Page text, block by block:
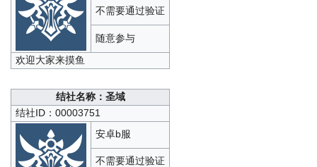
不需要通过验证
随意参与
欢迎大家来摸鱼
结社名称：圣域
结社ID：00003751
安卓b服
不需要通过验证